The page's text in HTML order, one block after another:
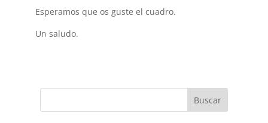
Esperamos que os guste el cuadro.
Un saludo.
Buscar